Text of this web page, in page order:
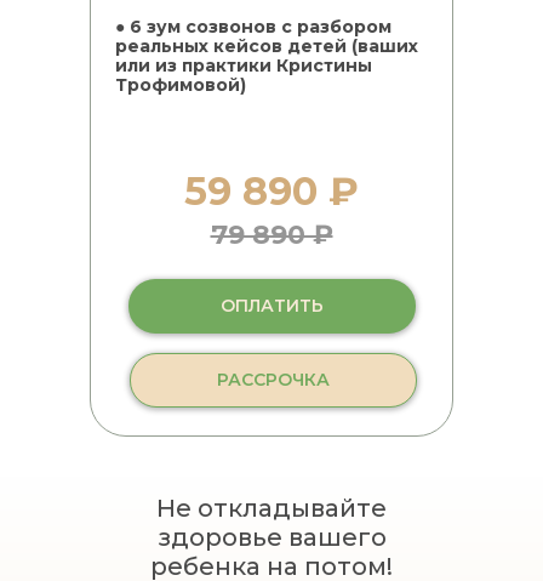
79 890 ₽
● 6 зум созвонов с разбором
реальных кейсов детей (ваших
или из практики Кристины
Трофимовой)
59 890 ₽
РАССРОЧКА
ОПЛАТИТЬ
Не откладывайте
здоровье вашего
ребенка на потом!